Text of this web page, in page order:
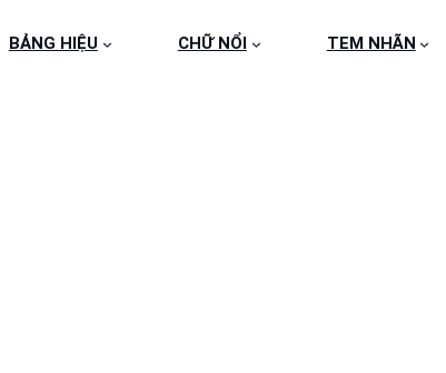
BẢNG HIỆU CHỮ NỔI TEM NHÃN